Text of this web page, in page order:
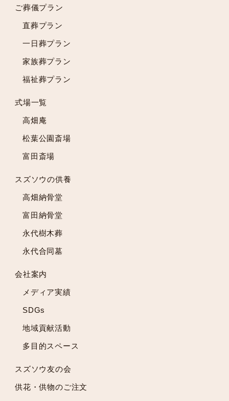
2023年9月
2023年6月
2023年5月
2023年4月
2023年2月
2023年1月
2022年11月
2022年10月
2022年8月
2022年7月
2022年6月
2022年3月
2021年12月
2021年11月
2021年10月
2021年8月
2021年7月
2021年5月
ご葬儀プラン
直葬プラン
一日葬プラン
家族葬プラン
福祉葬プラン
式場一覧
高畑庵
松葉公園斎場
富田斎場
スズソウの供養
高畑納骨堂
富田納骨堂
永代樹木葬
永代合同墓
会社案内
メディア実績
SDGs
地域貢献活動
多目的スペース
スズソウ友の会
供花・供物のご注文